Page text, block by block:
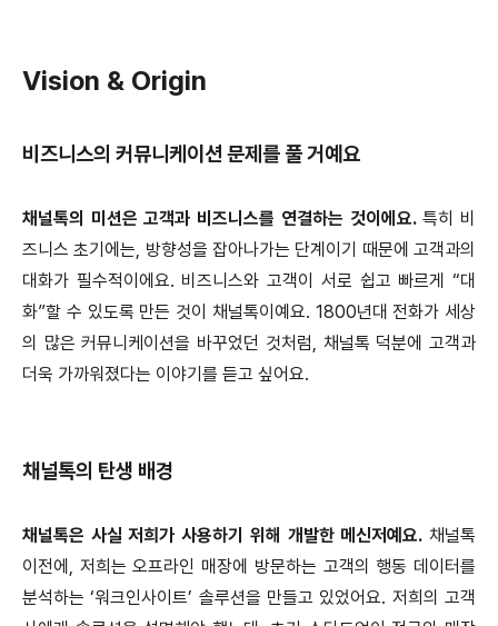
Vision & Origin
비즈니스의 커뮤니케이션 문제를 풀 거예요
채널톡의 미션은 고객과 비즈니스를 연결하는 것이에요.특히 비
즈니스 초기에는, 방향성을 잡아나가는 단계이기 때문에 고객과의
대화가 필수적이에요. 비즈니스와 고객이 서로 쉽고 빠르게 “대
화”할 수 있도록 만든 것이 채널톡이예요. 1800년대 전화가 세상
의 많은 커뮤니케이션을 바꾸었던 것처럼, 채널톡 덕분에 고객과
더욱 가까워졌다는 이야기를 듣고 싶어요.
채널톡의 탄생 배경
채널톡은 사실 저희가 사용하기 위해 개발한 메신저예요. 채널톡
이전에, 저희는 오프라인 매장에 방문하는 고객의 행동 데이터를
분석하는 ‘워크인사이트’ 솔루션을 만들고 있었어요. 저희의 고객